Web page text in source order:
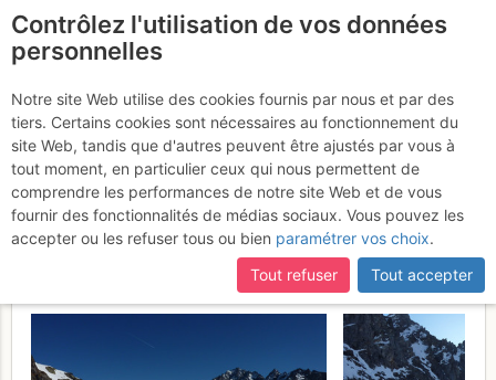
Mont Vélan : Voie
normale depuis Bourg
Saint Pierre >> Descente
par le glacier de Valsorey
Samedi 8 avril 2017
Contrôlez l'utilisation de vos données
personnelles
Notre site Web utilise des cookies fournis par nous et par des
tiers. Certains cookies sont nécessaires au fonctionnement du
site Web, tandis que d'autres peuvent être ajustés par vous à
tout moment, en particulier ceux qui nous permettent de
comprendre les performances de notre site Web et de vous
fournir des fonctionnalités de médias sociaux. Vous pouvez les
accepter ou les refuser tous ou bien paramétrer vos choix.
Tout refuser
Tout accepter